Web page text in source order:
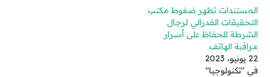
المستندات تظهر ضغوط مكتب
التحقيقات الفدرالي لرجال
الشرطة للحفاظ على أسرار
مراقبة الهاتف
22 يونيو، 2023
في "تكنولوجيا"